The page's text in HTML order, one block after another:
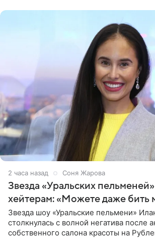
2 часа назад Соня Жарова
Звезда «Уральских
хейтерам: «Можете даже бить
Звезда шоу «Уральские пельмени»
столкнулась с волной негатива после
собственного салона красоты на